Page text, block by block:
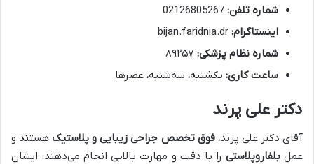
شماره تلفن:
اینستاگرام:
شماره نظام پزشکی:
ساعت کاری: یکشنبه، سه‌شنبه، عصرها
دکتر علی پرند
آقای دکتر علی پرند،فوق تخصص جراحی زیبایی و پلاستیک هستند و
عملبلفاروپلاستی را با دقت و مهارت بالایی انجام می‌دهند. ایشان